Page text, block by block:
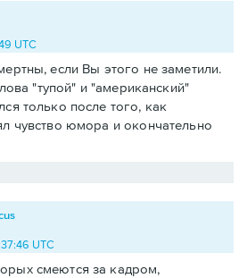
UTC
если Вы этого не заметили.
"тупой" и "американский"
только после того, как
чувство юмора и окончательно
UTC
смеются за кадром,